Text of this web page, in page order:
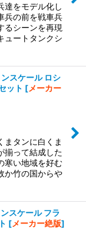
達をモデル化し
兵の前を戦車兵
るシーンを再現
ュートタンクシ
スケール ロシ
ット [メーカー
まタンに白くま
揃って結成した
寒い地域を好む
か竹の国からや
スケール フラ
[メーカー絶版]